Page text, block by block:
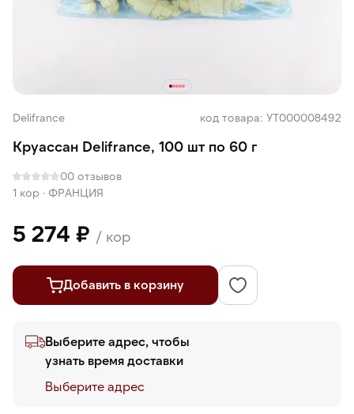
Delifrance код товара: УТ000008492
Круассан Delifrance, 100 шт по 60 г
00 отзывов
1 кор · ФРАНЦИЯ
5 274 ₽ / кор
Добавить в корзину
Выберите адрес, чтобы
узнать время доставки
Выберите адреc